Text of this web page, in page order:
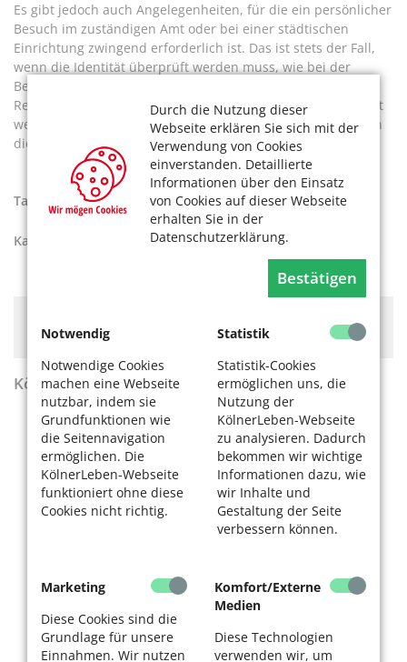
Durch die Nutzung dieser
Webseite erklären Sie sich mit der
Verwendung von Cookies
einverstanden. Detaillierte
Informationen über den Einsatz
von Cookies auf dieser Webseite
erhalten Sie in der
Datenschutzerklärung.
Bestätigen
Notwendig
Notwendige Cookies
machen eine Webseite
nutzbar, indem sie
Grundfunktionen wie
die Seitennavigation
ermöglichen. Die
KölnerLeben-Webseite
funktioniert ohne diese
Cookies nicht richtig.
Statistik
Statistik-Cookies
ermöglichen uns, die
Nutzung der
KölnerLeben-Webseite
zu analysieren. Dadurch
bekommen wir wichtige
Informationen dazu, wie
wir Inhalte und
Gestaltung der Seite
verbessern können.
Marketing
Diese Cookies sind die
Grundlage für unsere
Einnahmen. Wir nutzen
Komfort/Externe
Medien
Diese Technologien
verwenden wir, um
Es gibt jedoch auch Angelegenheiten, für die ein persönlicher
Besuch im zuständigen Amt oder bei einer städtischen
Einrichtung zwingend erforderlich ist. Das ist stets der Fall,
wenn die Identität überprüft werden muss, wie bei der
Beantragung eines neuen Personalausweises oder
Reisepasses, aber auch wenn ein Bibliotheksausweis erstellt
werden soll. Eine Terminreservierung online erspart auch in
diesem Fall Wartezeit.
Tags: Ämter in Köln , Antrag online stellen
Kategorien: Ratgeber
finanzieren. Bitte akzeptieren Sie dieCookie-Meldung.
KölnerLeben Sommer 2026